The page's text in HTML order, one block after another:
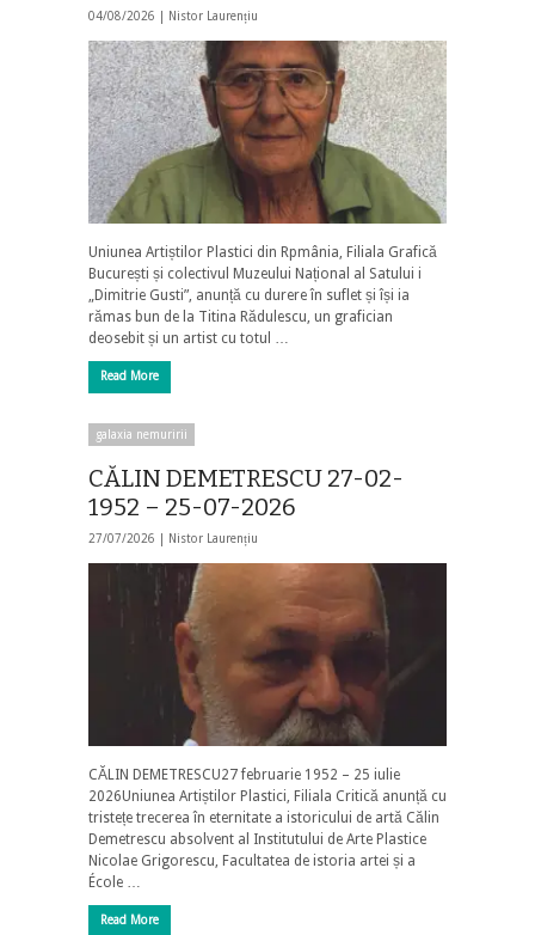
04/08/2026 | Nistor Laurențiu
Uniunea Artiștilor Plastici din Rpmânia, Filiala Grafică
București și colectivul Muzeului Național al Satului i
„Dimitrie Gusti”, anunță cu durere în suflet și își ia
rămas bun de la Titina Rădulescu, un grafician
deosebit și un artist cu totul …
Read More
galaxia nemuririi
CĂLIN DEMETRESCU 27-02-
1952 – 25-07-2026
27/07/2026 | Nistor Laurențiu
CĂLIN DEMETRESCU27 februarie 1952 – 25 iulie
2026Uniunea Artiștilor Plastici, Filiala Critică anunță cu
tristețe trecerea în eternitate a istoricului de artă Călin
Demetrescu absolvent al Institutului de Arte Plastice
Nicolae Grigorescu, Facultatea de istoria artei și a
École …
Read More